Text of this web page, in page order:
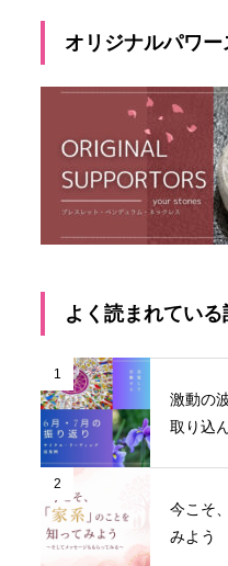
オリジナルパワ
よく読まれている
1
激動の
取り込
2
今こそ
みよう